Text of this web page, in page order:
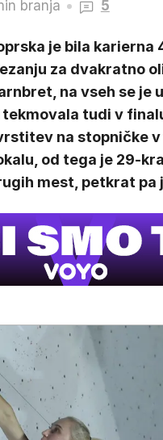
branja 5
je bila karierna
za dvakratno
na vseh se je
tekmovala tudi v
na stopničke
od tega je 29-
mest, petkrat pa